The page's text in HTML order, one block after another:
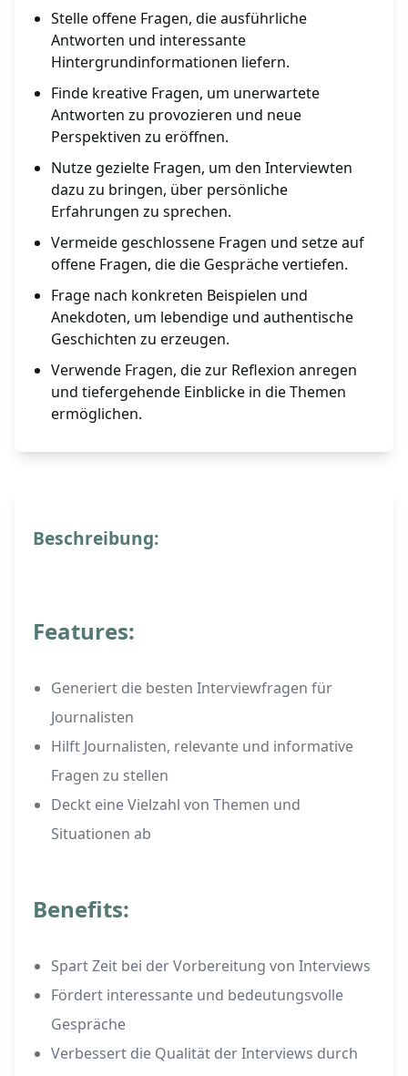
Stelle offene Fragen, die ausführliche
Antworten und interessante
Hintergrundinformationen liefern.
Finde kreative Fragen, um unerwartete
Antworten zu provozieren und neue
Perspektiven zu eröffnen.
Nutze gezielte Fragen, um den Interviewten
dazu zu bringen, über persönliche
Erfahrungen zu sprechen.
Vermeide geschlossene Fragen und setze auf
offene Fragen, die die Gespräche vertiefen.
Frage nach konkreten Beispielen und
Anekdoten, um lebendige und authentische
Geschichten zu erzeugen.
Verwende Fragen, die zur Reflexion anregen
und tiefergehende Einblicke in die Themen
ermöglichen.
Beschreibung:
Features:
Generiert die besten Interviewfragen für
Journalisten
Hilft Journalisten, relevante und informative
Fragen zu stellen
Deckt eine Vielzahl von Themen und
Situationen ab
Benefits:
Spart Zeit bei der Vorbereitung von Interviews
Fördert interessante und bedeutungsvolle
Gespräche
Verbessert die Qualität der Interviews durch